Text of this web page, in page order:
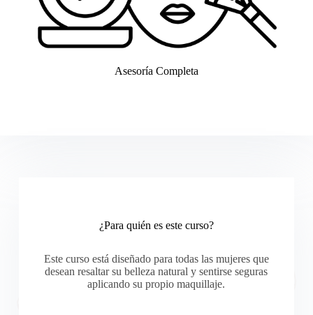
Asesoría Completa
¿Para quién es este curso?
Este curso está diseñado para todas las mujeres que
desean resaltar su belleza natural y sentirse seguras
aplicando su propio maquillaje.